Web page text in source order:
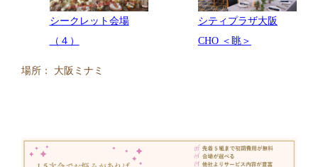
シークレット会場
（４）
シティプラザ大阪
CHO ＜眺＞
場所： 大阪ミナミ